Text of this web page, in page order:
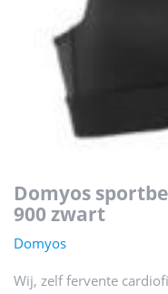
domyos sportbeha voor cardiofitness
900 zwart
Domyos
Wij, zelf fervente